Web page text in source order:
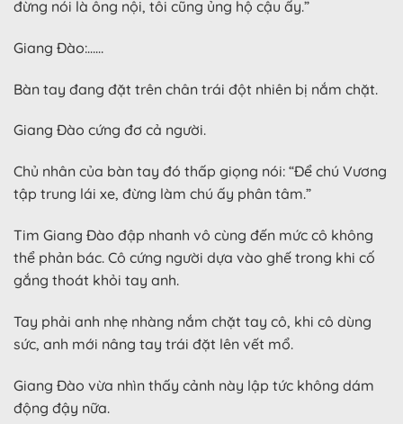
đừng nói là ông nội, tôi cũng ủng hộ cậu ấy.”
Giang Đào:……
Bàn tay đang đặt trên chân trái đột nhiên bị nắm chặt.
Giang Đào cứng đơ cả người.
Chủ nhân của bàn tay đó thấp giọng nói: “Để chú Vương
tập trung lái xe, đừng làm chú ấy phân tâm.”
Tim Giang Đào đập nhanh vô cùng đến mức cô không
thể phản bác. Cô cứng người dựa vào ghế trong khi cố
gắng thoát khỏi tay anh.
Tay phải anh nhẹ nhàng nắm chặt tay cô, khi cô dùng
sức, anh mới nâng tay trái đặt lên vết mổ.
Giang Đào vừa nhìn thấy cảnh này lập tức không dám
động đậy nữa.